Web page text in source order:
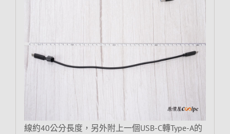
線約40公分長度，另外附上一個USB-C轉Type-A的